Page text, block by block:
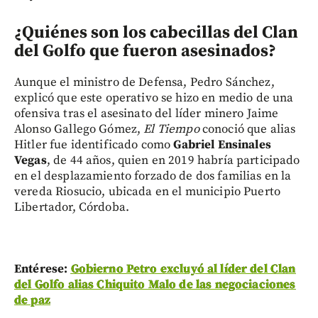
¿Quiénes son los cabecillas del Clan
del Golfo que fueron asesinados?
Aunque el ministro de Defensa, Pedro Sánchez,
explicó que este operativo se hizo en medio de una
ofensiva tras el asesinato del líder minero Jaime
Alonso Gallego Gómez,El Tiempoconoció que alias
Hitler fue identificado comoGabriel Ensinales
Vegas, de 44 años, quien en 2019 habría participado
en el desplazamiento forzado de dos familias en la
vereda Riosucio, ubicada en el municipio Puerto
Libertador, Córdoba.
Entérese: Gobierno Petro excluyó al líder del Clan
del Golfo alias Chiquito Malo de las negociaciones
de paz